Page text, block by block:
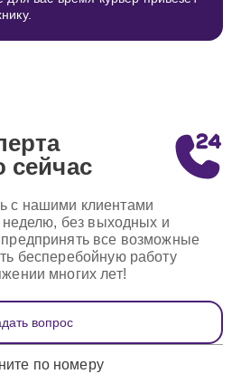
сейчас
с нашими клиентами
неделю, без выходных и
все возможные
бесперебойную работу
многих лет!
вопрос
по номеру